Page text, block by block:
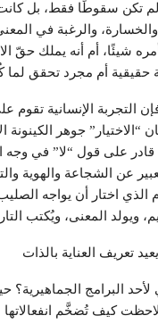
تكن سقوطًا فقط، بل كانت
والرغبة في
شيئًا، أم أنه يملك حقّ
حقيقية أم مجرد تحقق لما
فإن التجربة الإنسانية
“الاختيار” جوهر الكينونة
قادر على قول “لا” في
عن الشجاعة والهوية
الذي اختار أن يواجه
ويولد المعنى، ويُكتب
تعريف العناية بالذات
البرامج الجماهيرية؟
كيف تُضخَّم انفعالاتها